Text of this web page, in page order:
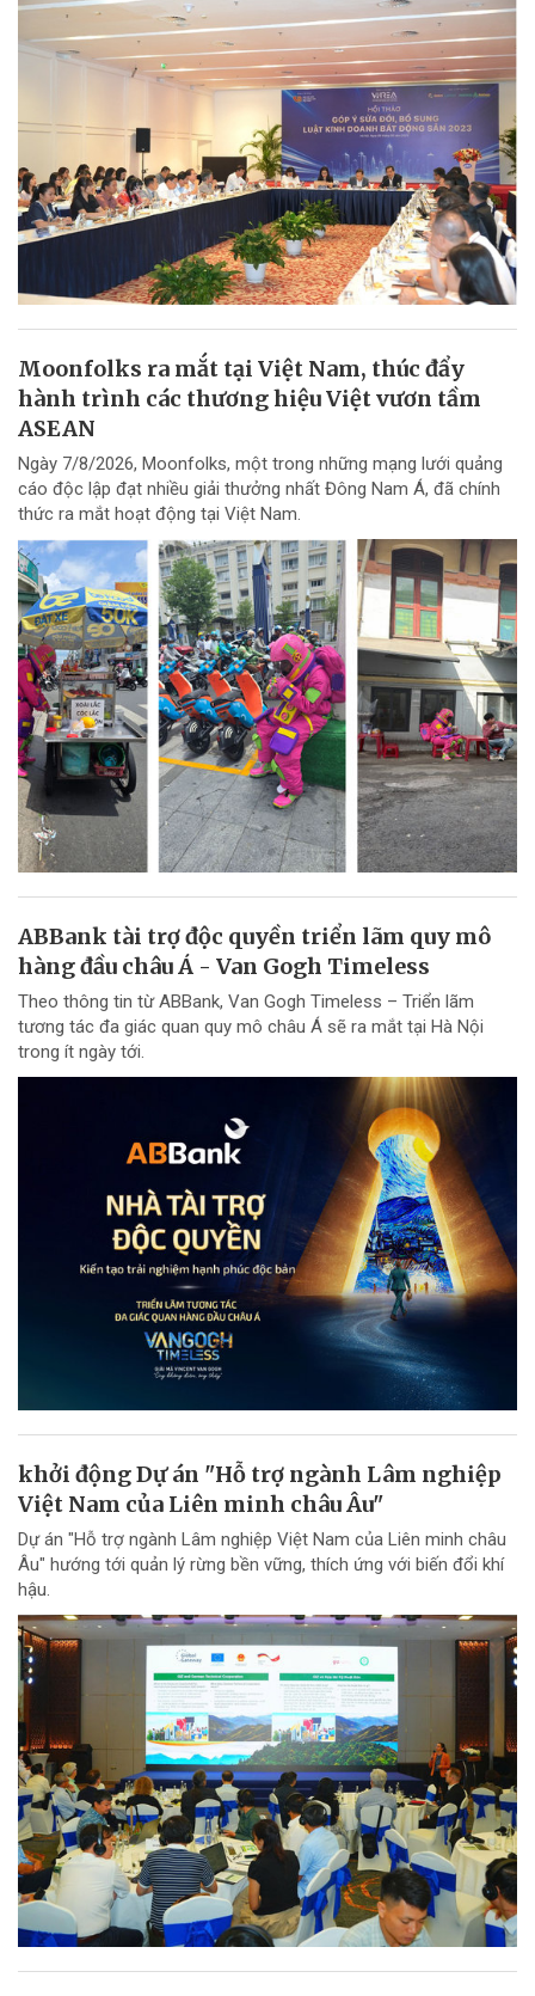
Moonfolks ra mắt tại Việt Nam, thúc đẩy
hành trình các thương hiệu Việt vươn tầm
ASEAN
Ngày 7/8/2026, Moonfolks, một trong những mạng lưới quảng
cáo độc lập đạt nhiều giải thưởng nhất Đông Nam Á, đã chính
thức ra mắt hoạt động tại Việt Nam.
ABBank tài trợ độc quyền triển lãm quy mô
hàng đầu châu Á - Van Gogh Timeless
Theo thông tin từ ABBank, Van Gogh Timeless – Triển lãm
tương tác đa giác quan quy mô châu Á sẽ ra mắt tại Hà Nội
trong ít ngày tới.
khởi động Dự án "Hỗ trợ ngành Lâm nghiệp
Việt Nam của Liên minh châu Âu"
Dự án "Hỗ trợ ngành Lâm nghiệp Việt Nam của Liên minh châu
Âu" hướng tới quản lý rừng bền vững, thích ứng với biến đổi khí
hậu.